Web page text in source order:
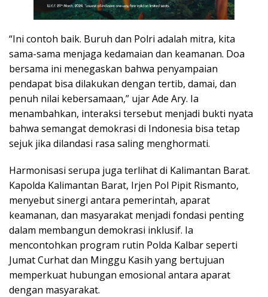
“Ini contoh baik. Buruh dan Polri adalah mitra, kita
sama-sama menjaga kedamaian dan keamanan. Doa
bersama ini menegaskan bahwa penyampaian
pendapat bisa dilakukan dengan tertib, damai, dan
penuh nilai kebersamaan,” ujar Ade Ary. Ia
menambahkan, interaksi tersebut menjadi bukti nyata
bahwa semangat demokrasi di Indonesia bisa tetap
sejuk jika dilandasi rasa saling menghormati.
Harmonisasi serupa juga terlihat di Kalimantan Barat.
Kapolda Kalimantan Barat, Irjen Pol Pipit Rismanto,
menyebut sinergi antara pemerintah, aparat
keamanan, dan masyarakat menjadi fondasi penting
dalam membangun demokrasi inklusif. Ia
mencontohkan program rutin Polda Kalbar seperti
Jumat Curhat dan Minggu Kasih yang bertujuan
memperkuat hubungan emosional antara aparat
dengan masyarakat.